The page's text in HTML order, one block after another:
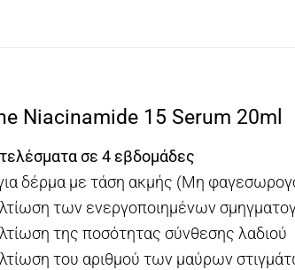
Niacinamide 15 Serum 20ml
σε 4 εβδομάδες
δέρμα με τάση ακμής (Μη
των ενεργοποιημένων
της ποσότητας σύνθεσης λαδιού
του αριθμού των μαύρων